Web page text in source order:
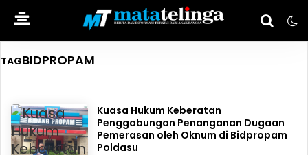
TAGBIDPROPAM
Kuasa Hukum Keberatan
Penggabungan Penanganan Dugaan
Pemerasan oleh Oknum di Bidpropam
Poldasu